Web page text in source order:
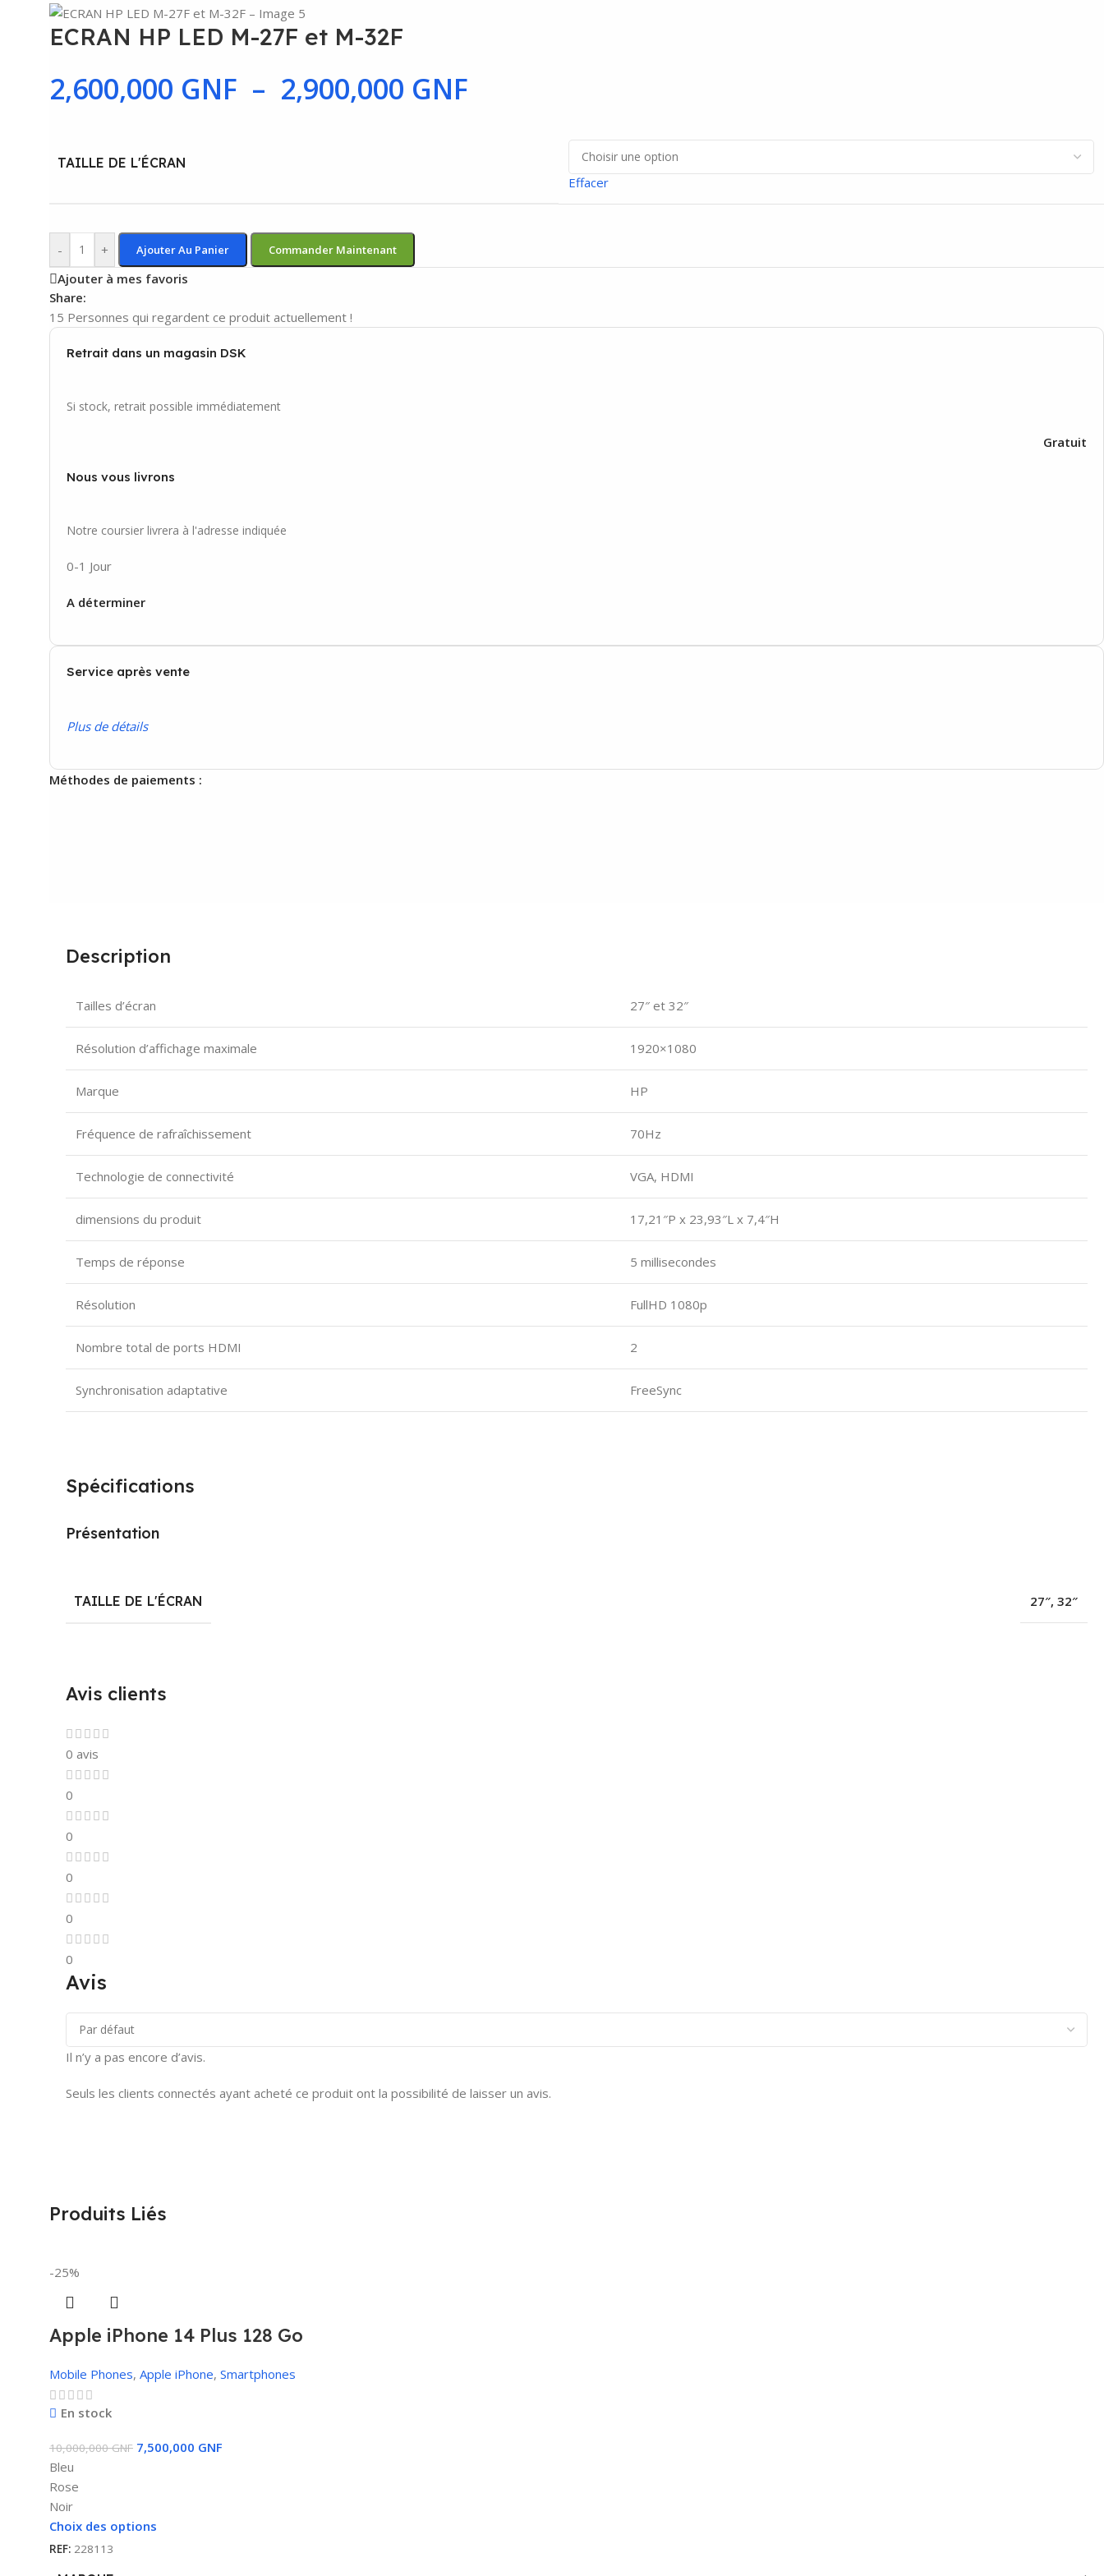
ECRAN HP LED M-27F et M-32F
2,600,000 GNF – 2,900,000 GNF
TAILLE DE L'ÉCRAN
Effacer
- + Ajouter Au Panier Commander Maintenant
Ajouter à mes favoris
Share:
15 Personnes qui regardent ce produit actuellement !
Retrait dans un magasin DSK
Si stock, retrait possible immédiatement
Gratuit
Nous vous livrons
Notre coursier livrera à l'adresse indiquée
0-1 Jour
A déterminer
Service après vente
Plus de détails
Méthodes de paiements :
Description
Tailles d’écran 27″ et 32″
Résolution d’affichage maximale 1920×1080
Marque HP
Fréquence de rafraîchissement 70Hz
Technologie de connectivité VGA, HDMI
dimensions du produit 17,21″P x 23,93″L x 7,4″H
Temps de réponse 5 millisecondes
Résolution FullHD 1080p
Nombre total de ports HDMI 2
Synchronisation adaptative FreeSync
Spécifications
Présentation
TAILLE DE L'ÉCRAN 27″, 32″
Avis clients
0 avis
0
0
0
0
0
Avis
Il n’y a pas encore d’avis.
Seuls les clients connectés ayant acheté ce produit ont la possibilité de laisser un avis.
Produits Liés
-25%
Apple iPhone 14 Plus 128 Go
Mobile Phones, Apple iPhone, Smartphones
En stock
10,000,000GNF 7,500,000 GNF
Bleu
Rose
Noir
Choix des options
REF: 228113